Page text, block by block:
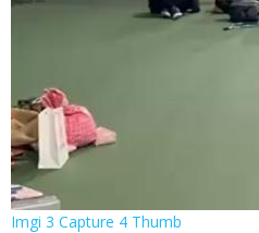
Imgi 3 Capture 4 Thumb